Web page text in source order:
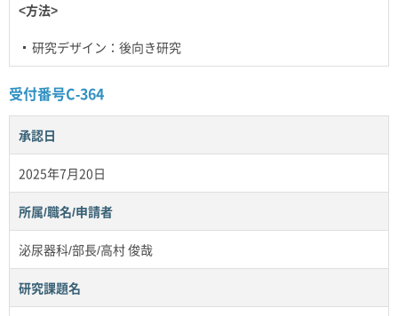
<方法>
研究デザイン：後向き研究
受付番号C-364
承認日
2025年7月20日
所属/職名/申請者
泌尿器科/部長/高村 俊哉
研究課題名